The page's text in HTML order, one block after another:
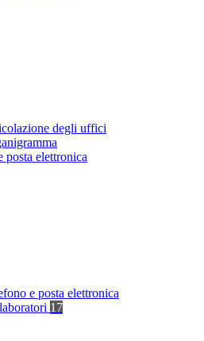
degli uffici
posta elettronica
e posta elettronica
17